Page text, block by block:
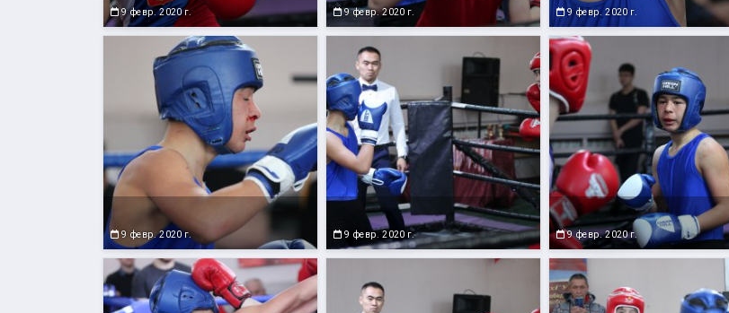
9 февр. 2020 г. 9 февр. 2020 г. 9 февр. 2020 г.
9 февр. 2020 г. 9 февр. 2020 г. 9 февр. 2020 г.